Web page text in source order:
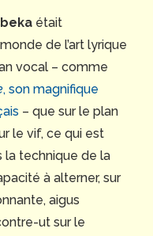
était
de l’art lyrique
vocal – comme
, son magnifique
– que sur le plan
le vif, ce qui est
la technique de la
à alterner, sur
aigus
ut sur le